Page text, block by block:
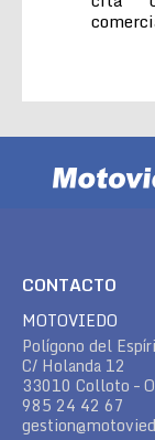
CONTACTO
MOTOVIEDO
Polígono del
C/ Holanda 12
33010 Colloto –
985 24 42 67